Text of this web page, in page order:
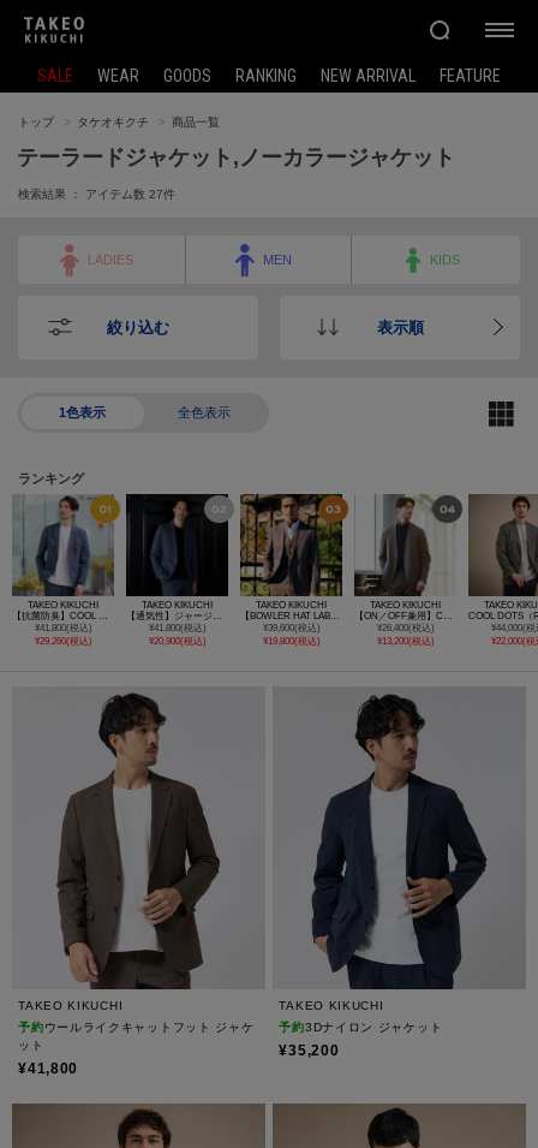
SALE WEAR GOODS RANKING NEW ARRIVAL FEATURE
トップ タケオキクチ 商品一覧
テーラードジャケット,ノーカラージャケット
検索結果 ： アイテム数 27件
LADIES MEN KIDS
絞り込む 表示順
1色表示 全色表示
ランキング
TAKEO KIKUCHI
¥41,800(税込)
¥29,260(税込)
TAKEO KIKUCHI
¥41,800(税込)
¥20,900(税込)
TAKEO KIKUCHI
¥39,600(税込)
¥19,800(税込)
TAKEO KIKUCHI
¥26,400(税込)
¥13,200(税込)
TAKEO
¥44,000(税
¥22,000(税
TAKEO KIKUCHI
予約ウールライクキャットフット ジャケ
ット
¥41,800
TAKEO KIKUCHI
予約3Dナイロン ジャケット
¥35,200